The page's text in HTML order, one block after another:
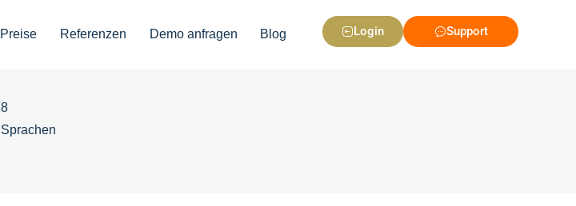
Preise Referenzen Demo anfragen Blog Login Support
8
Sprachen